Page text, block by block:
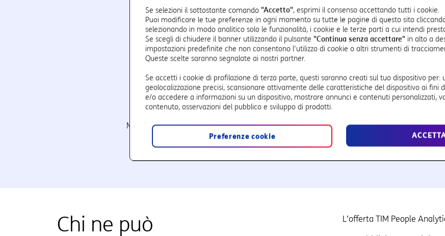
Le caratteristiche di TIM People
Trend visite
Mette in evidenza i picchi dei
Analisi di mobilità
Tracciamento nel rispetto della
Chi ne può
L’offerta TIM People
Se selezioni il sottostante comando "Accetto", esprimi il consenso accettando tutti i cookie.
Puoi modificare le tue preferenze in ogni momento su tutte le pagine di questo sito
selezionando in modo analitico solo le funzionalità, i cookie e le terze parti a cui intendi
Se scegli di chiudere il banner utilizzando il pulsante "Continua senza accettare" in alto a
impostazioni predefinite che non consentono l'utilizzo di cookie o altri strumenti di
Queste scelte saranno segnalate ai nostri partner.
Se accetti i cookie di profilazione di terza parte, questi saranno creati sul tuo dispositivo per:
geolocalizzazione precisi, scansionare attivamente delle caratteristiche del dispositivo ai fini
e/o accedere a informazioni su un dispositivo, mostrare annunci e contenuti personalizzati,
contenuto, osservazioni del pubblico e sviluppo di prodotti.
Preferenze cookie